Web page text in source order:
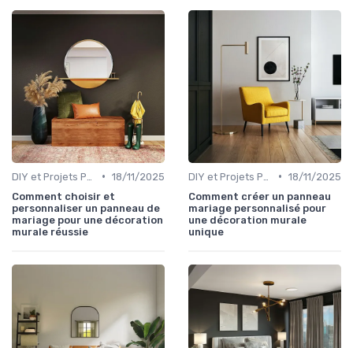
• 18/11/2025
Comment choisir et
personnaliser un panneau de
mariage pour une décoration
murale réussie
• 18/11/2025
Comment créer un panneau
mariage personnalisé pour
une décoration murale
unique